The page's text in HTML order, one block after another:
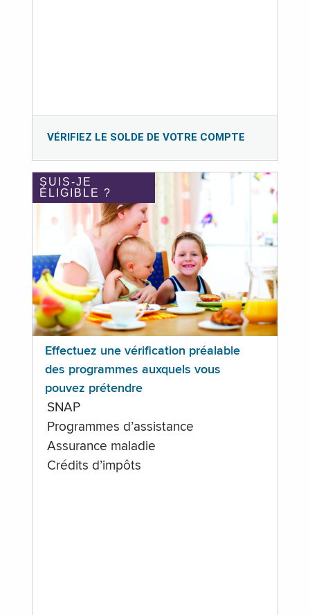
VÉRIFIEZ LE SOLDE DE VOTRE COMPTE
SUIS-JE
ÉLIGIBLE ?
Effectuez une vérification préalable
des programmes auxquels vous
pouvez prétendre
SNAP
Programmes d’assistance
Assurance maladie
Crédits d’impôts